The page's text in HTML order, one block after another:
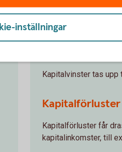
Marknadsnoterade
fordringsrätter.
Kapitalvinster tas upp
Kapitalförluster
Kapitalförluster får
kapitalinkomster, till
inställningar